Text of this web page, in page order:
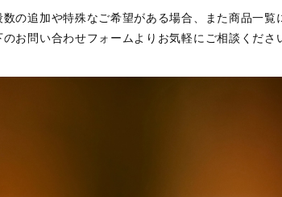
数の追加や特殊なご希望がある場合、また商品一
のお問い合わせフォームよりお気軽にご相談くださ